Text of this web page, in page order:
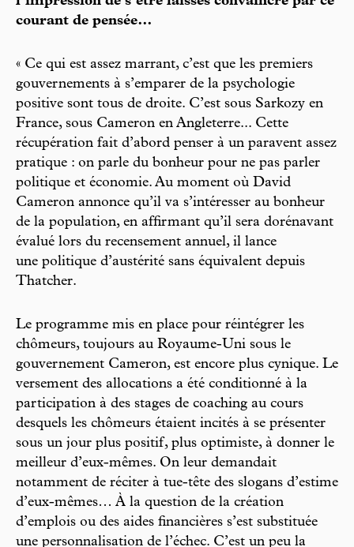
courant de pensée…
« Ce qui est assez marrant, c’est que les premiers
gouvernements à s’emparer de la psychologie
positive sont tous de droite. C’est sous Sarkozy en
France, sous Cameron en Angleterre... Cette
récupération fait d’abord penser à un paravent assez
pratique : on parle du bonheur pour ne pas parler
politique et économie. Au moment où David
Cameron annonce qu’il va s’intéresser au bonheur
de la population, en affirmant qu’il sera dorénavant
évalué lors du recensement annuel, il lance
une politique d’austérité sans équivalent depuis
Thatcher.
Le programme mis en place pour réintégrer les
chômeurs, toujours au Royaume-Uni sous le
gouvernement Cameron, est encore plus cynique. Le
versement des allocations a été conditionné à la
participation à des stages de coaching au cours
desquels les chômeurs étaient incités à se présenter
sous un jour plus positif, plus optimiste, à donner le
meilleur d’eux-mêmes. On leur demandait
notamment de réciter à tue-tête des slogans d’estime
d’eux-mêmes… À la question de la création
d’emplois ou des aides financières s’est substituée
une personnalisation de l’échec. C’est un peu la